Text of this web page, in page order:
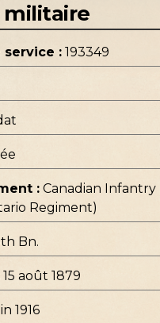
militaire
service : 193349
: Canadian Infantry
Regiment)
Bn.
15 août 1879
1916